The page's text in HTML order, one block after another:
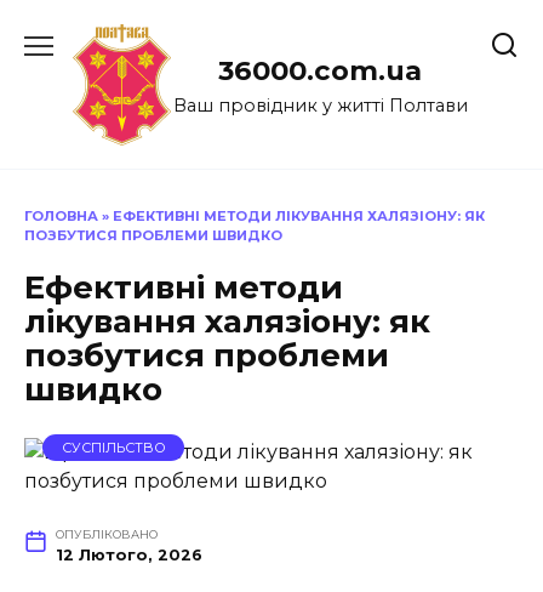
до
36000.com.ua
Ваш провідник у житті Полтави
ГОЛОВНА » ЕФЕКТИВНІ МЕТОДИ ЛІКУВАННЯ ХАЛЯЗІОНУ: ЯК
ПОЗБУТИСЯ ПРОБЛЕМИ ШВИДКО
Ефективні методи
лікування халязіону: як
позбутися проблеми
швидко
СУСПІЛЬСТВО
ОПУБЛІКОВАНО
12 Лютого, 2026